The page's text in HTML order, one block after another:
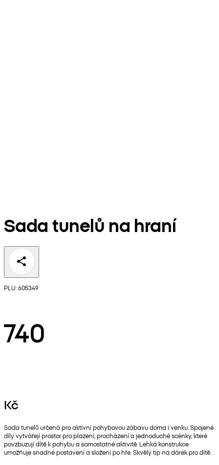
Sada tunelů na hraní
PLU: 605349
740
Kč
Sada tunelů určená pro aktivní pohybovou zábavu doma i venku. Spojené
díly vytvářejí prostor pro plazení, procházení a jednoduché scénky, které
povzbuzují dítě k pohybu a samostatné aktivitě. Lehká konstrukce
umožňuje snadné postavení a složení po hře. Skvělý tip na dárek pro dítě.